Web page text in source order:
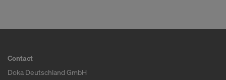
Contact
Doka Deutschland GmbH
soumises à l’accès des autorités américaines à des
fins de contrôle et de surveillance et en ce que